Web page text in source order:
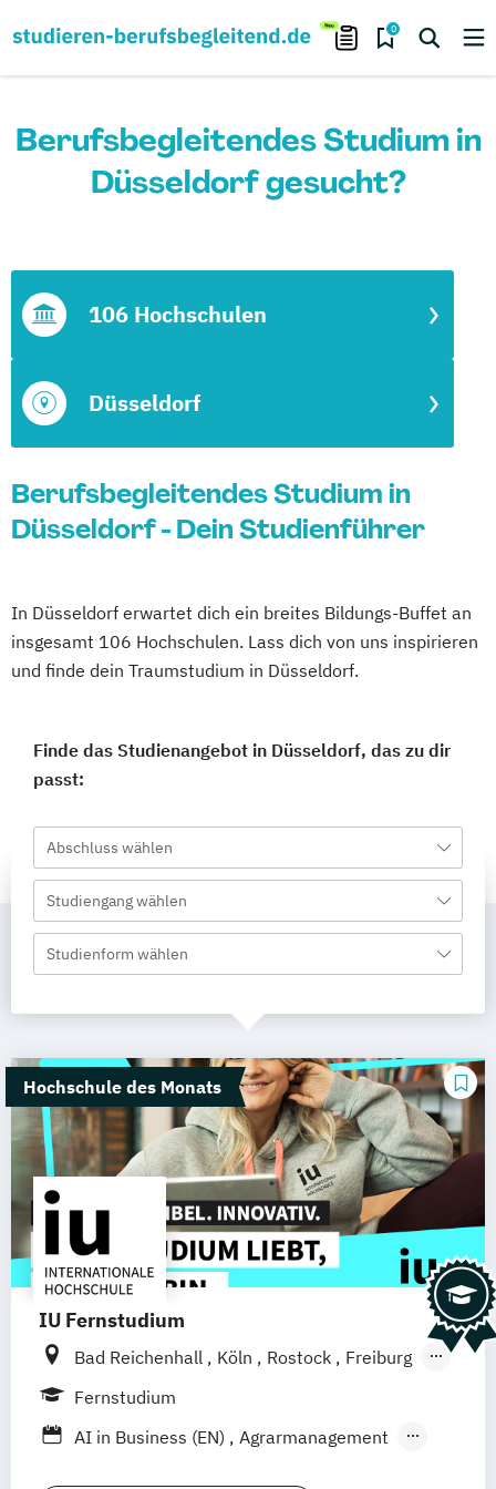
0
Berufsbegleitendes Studium in
Düsseldorf gesucht?
Düsseldorf
106 Hochschulen
Berufsbegleitendes Studium in
Düsseldorf - Dein Studienführer
In Düsseldorf erwartet dich ein breites Bildungs-Buffet an
insgesamt 106 Hochschulen. Lass dich von uns inspirieren
und finde dein Traumstudium in Düsseldorf.
Finde das Studienangebot in Düsseldorf, das zu dir
passt:
Abschluss wählen
Studiengang wählen
Studienform wählen
Hochschule des Monats
IU Fernstudium
Bad Reichenhall Köln Rostock
Freiburg
Kiel
Frankfurt am Main
Deggendorf Karlsruhe Kassel
Oberhausen Offenbach Saarbrücken
Fernstudium
AI in Business (EN)
Agrarmanagement